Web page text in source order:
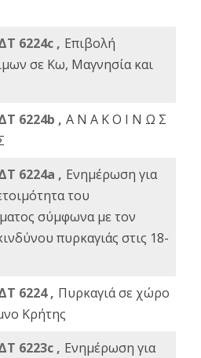
6224c , Επιβολή
σε Κω, Μαγνησία και
6224b , Α Ν Α Κ Ο Ι Ν Ω Σ
6224a , Ενημέρωση για
του
σύμφωνα με τον
πυρκαγιάς στις 18-
6224 , Πυρκαγιά σε χώρο
Κρήτης
6223c , Ενημέρωση για